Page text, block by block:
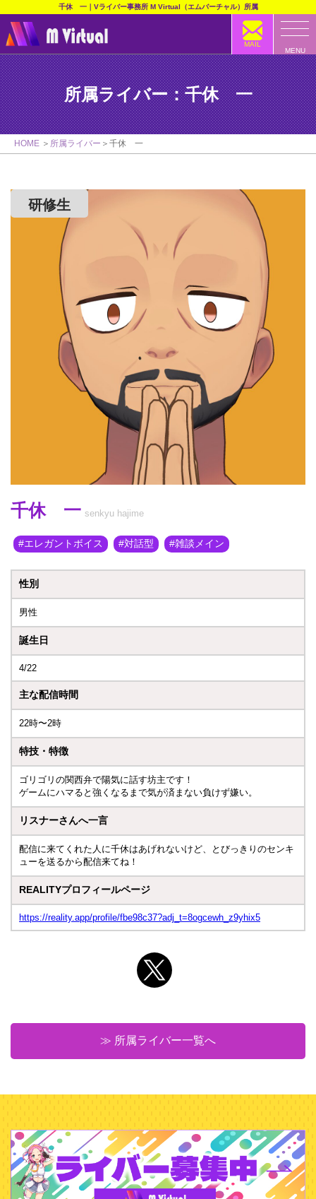
千休 一｜Vライバー事務所 M Virtual（エムバーチャル）所属
MENU
MAIL
所属ライバー：千休 一
HOME 所属ライバー 千休　一
研修生
千休 一 senkyu hajime
エレガントボイス 対話型 雑談メイン
性別
男性
誕生日
4/22
主な配信時間
22時〜2時
特技・特徴
ゴリゴリの関西弁で陽気に話す坊主です！
ゲームにハマると強くなるまで気が済まない負けず嫌い。
リスナーさんへ一言
配信に来てくれた人に千休はあげれないけど、とびっきりのセンキ
ューを送るから配信来てね！
REALITYプロフィールページ
https://reality.app/profile/fbe98c37?adj_t=8ogcewh_z9yhix5
≫ 所属ライバー一覧へ